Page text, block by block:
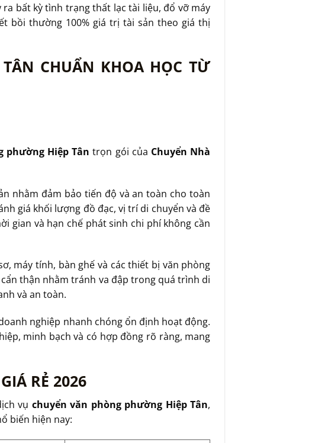
bất kỳ tình trạng thất lạc tài liệu, đổ vỡ máy
bồi thường 100% giá trị tài sản theo giá thị
CHUẨN KHOA HỌC TỪ
phường Hiệp Tân trọn gói của Chuyển Nhà
nhằm đảm bảo tiến độ và an toàn cho toàn
giá khối lượng đồ đạc, vị trí di chuyển và đề
gian và hạn chế phát sinh chi phí không cần
máy tính, bàn ghế và các thiết bị văn phòng
thận nhằm tránh va đập trong quá trình di
và an toàn.
nghiệp nhanh chóng ổn định hoạt động.
minh bạch và có hợp đồng rõ ràng, mang
RẺ 2026
vụ chuyển văn phòng phường Hiệp Tân,
biến hiện nay: